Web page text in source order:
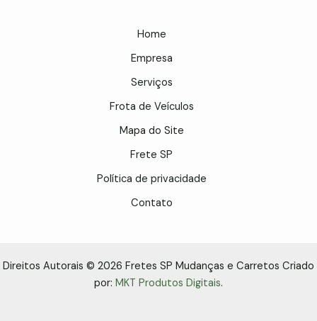
Home
Empresa
Serviços
Frota de Veículos
Mapa do Site
Frete SP
Política de privacidade
Contato
Direitos Autorais © 2026 Fretes SP Mudanças e Carretos Criado
por: MKT Produtos Digitais.